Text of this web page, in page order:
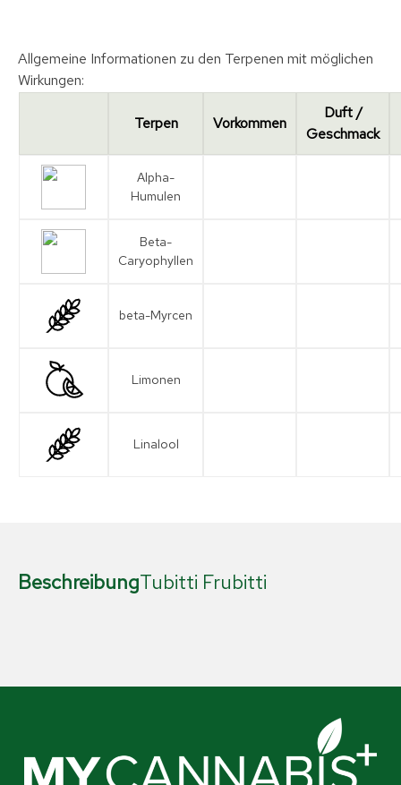
Allgemeine Informationen zu den Terpenen mit möglichen
Wirkungen:
Terpen Vorkommen
Duft /
Geschmack
Alpha-
Humulen
Beta-
Caryophyllen
beta-Myrcen
Limonen
Linalool
BeschreibungTubitti Frubitti